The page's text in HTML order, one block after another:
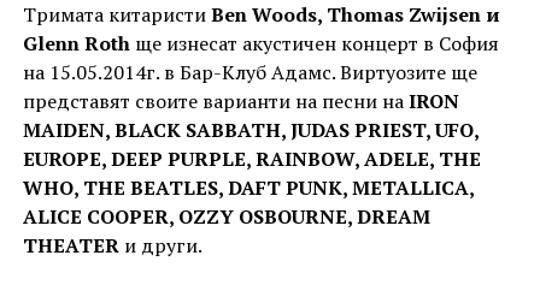
Тримата китаристиBen Woods, Thomas Zwijsen и
Glenn Roth ще изнесат акустичен концерт в София
на 15.05.2014г. в Бар-Клуб Адамс. Виртуозите ще
представят своите варианти на песни наIRON
MAIDEN, BLACK SABBATH, JUDAS PRIEST, UFO,
EUROPE, DEEP PURPLE, RAINBOW, ADELE, THE
WHO, THE BEATLES, DAFT PUNK, METALLICA,
ALICE COOPER, OZZY OSBOURNE, DREAM
THEATERи други.